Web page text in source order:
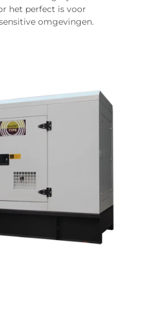
het perfect is voor
omgevingen.